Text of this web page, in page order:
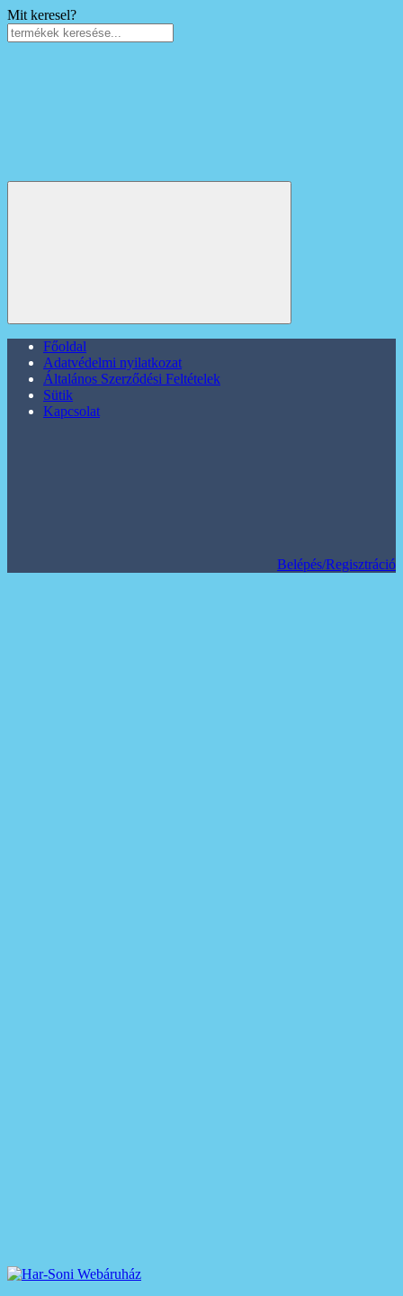
Mit keresel?
Főoldal
Adatvédelmi nyilatkozat
Általános Szerződési Feltételek
Sütik
Kapcsolat
Belépés/Regisztráció